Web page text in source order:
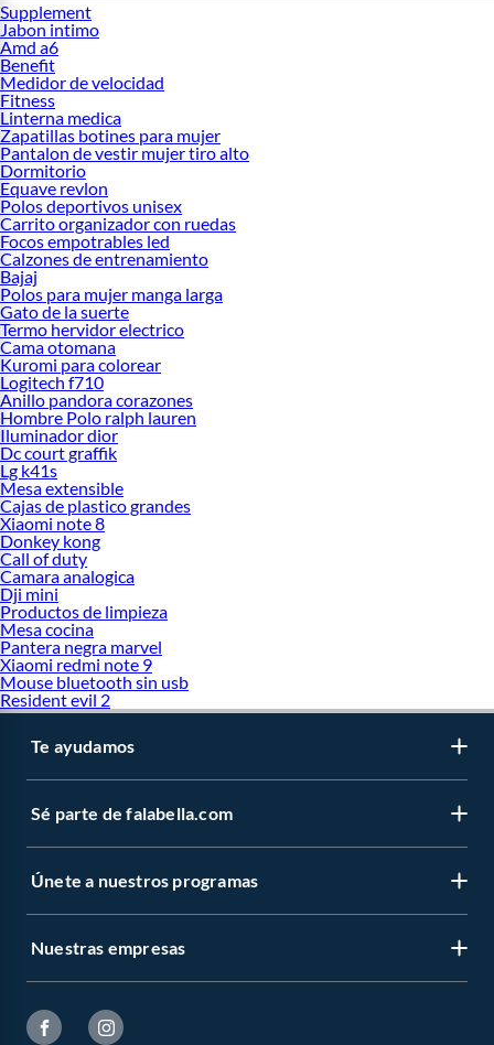
Supplement
Jabon intimo
Amd a6
Benefit
Medidor de velocidad
Fitness
Linterna medica
Zapatillas botines para mujer
Pantalon de vestir mujer tiro alto
Dormitorio
Equave revlon
Polos deportivos unisex
Carrito organizador con ruedas
Focos empotrables led
Calzones de entrenamiento
Bajaj
Polos para mujer manga larga
Gato de la suerte
Termo hervidor electrico
Cama otomana
Kuromi para colorear
Logitech f710
Anillo pandora corazones
Hombre Polo ralph lauren
Iluminador dior
Dc court graffik
Lg k41s
Mesa extensible
Cajas de plastico grandes
Xiaomi note 8
Donkey kong
Call of duty
Camara analogica
Dji mini
Productos de limpieza
Mesa cocina
Pantera negra marvel
Xiaomi redmi note 9
Mouse bluetooth sin usb
Resident evil 2
Te ayudamos
Sé parte de falabella.com
Únete a nuestros programas
Nuestras empresas